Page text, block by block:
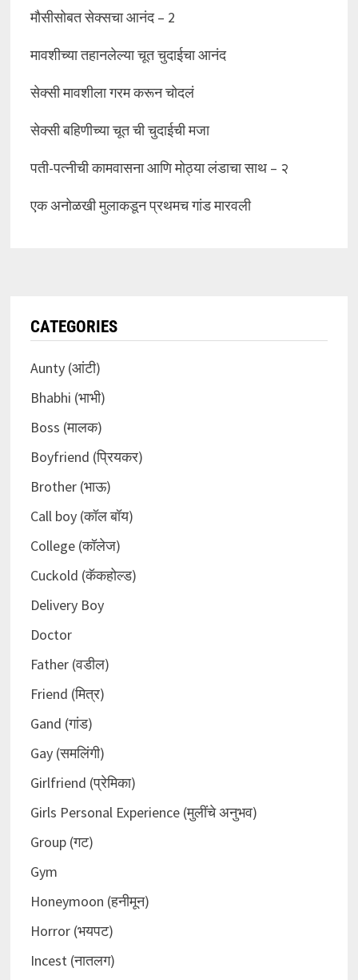
मौसीसोबत सेक्सचा आनंद – 2
मावशीच्या तहानलेल्या चूत चुदाईचा आनंद
सेक्सी मावशीला गरम करून चोदलं
सेक्सी बहिणीच्या चूत ची चुदाईची मजा
पती-पत्नीची कामवासना आणि मोठ्या लंडाचा साथ – २
एक अनोळखी मुलाकडून प्रथमच गांड मारवली
CATEGORIES
Aunty (आंटी)
Bhabhi (भाभी)
Boss (मालक)
Boyfriend (प्रियकर)
Brother (भाऊ)
Call boy (कॉल बॉय)
College (कॉलेज)
Cuckold (कॅकहोल्ड)
Delivery Boy
Doctor
Father (वडील)
Friend (मित्र)
Gand (गांड)
Gay (समलिंगी)
Girlfriend (प्रेमिका)
Girls Personal Experience (मुलींचे अनुभव)
Group (गट)
Gym
Honeymoon (हनीमून)
Horror (भयपट)
Incest (नातलग)